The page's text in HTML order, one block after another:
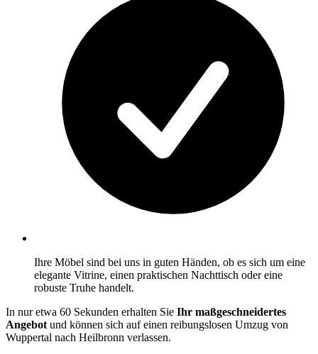
Ihre Möbel sind bei uns in guten Händen, ob es sich um eine
elegante Vitrine, einen praktischen Nachttisch oder eine
robuste Truhe handelt.
In nur etwa 60 Sekunden erhalten Sie Ihr maßgeschneidertes
Angebot und können sich auf einen reibungslosen Umzug von
Wuppertal nach Heilbronn verlassen.